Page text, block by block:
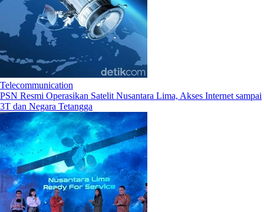
Telecommunication
PSN Resmi Operasikan Satelit Nusantara Lima, Akses Internet sampai
3T dan Negara Tetangga